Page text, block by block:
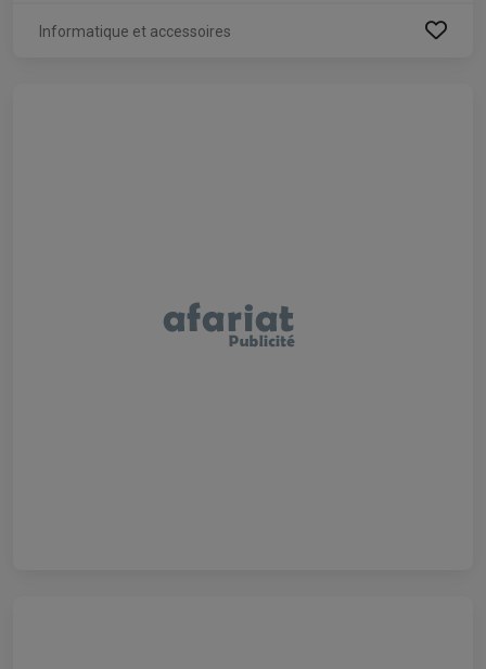
Informatique et accessoires